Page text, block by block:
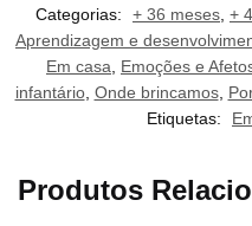
Categorias:
+ 36 meses, +
Aprendizagem e
Em casa, Emoções e
infantário, Onde brincamos,
Etiquetas:
Produtos